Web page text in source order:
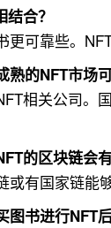
合？
更可靠些。
熟的NFT市场
相关公司。
的区块链会
或有国家链能
图书进行NFT